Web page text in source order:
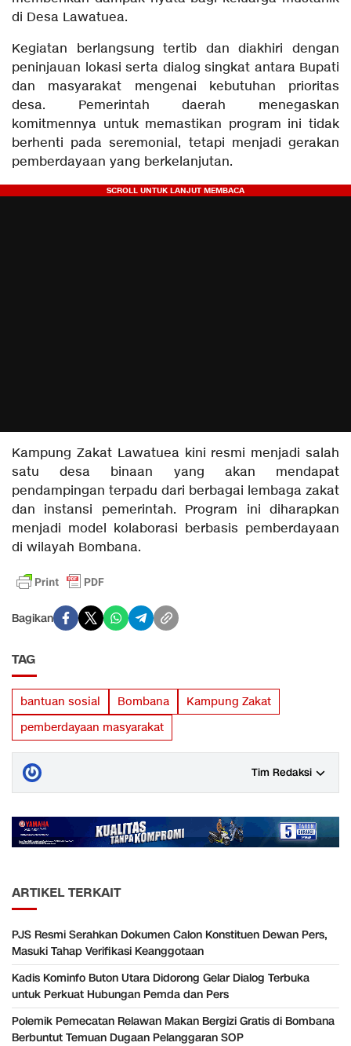
di Desa Lawatuea.
Kegiatan berlangsung tertib dan diakhiri dengan
peninjauan lokasi serta dialog singkat antara Bupati
dan masyarakat mengenai kebutuhan prioritas
desa. Pemerintah daerah menegaskan
komitmennya untuk memastikan program ini tidak
berhenti pada seremonial, tetapi menjadi gerakan
pemberdayaan yang berkelanjutan.
Kampung Zakat Lawatuea kini resmi menjadi salah
satu desa binaan yang akan mendapat
pendampingan terpadu dari berbagai lembaga zakat
dan instansi pemerintah. Program ini diharapkan
menjadi model kolaborasi berbasis pemberdayaan
di wilayah Bombana.
Bagikan
TAG
bantuan sosial Bombana
Kampung Zakat
pemberdayaan masyarakat
Tim Redaksi
ARTIKEL TERKAIT
PJS Resmi Serahkan Dokumen Calon Konstituen Dewan Pers,
Masuki Tahap Verifikasi Keanggotaan
Kadis Kominfo Buton Utara Didorong Gelar Dialog Terbuka
untuk Perkuat Hubungan Pemda dan Pers
Polemik Pemecatan Relawan Makan Bergizi Gratis di Bombana
Berbuntut Temuan Dugaan Pelanggaran SOP